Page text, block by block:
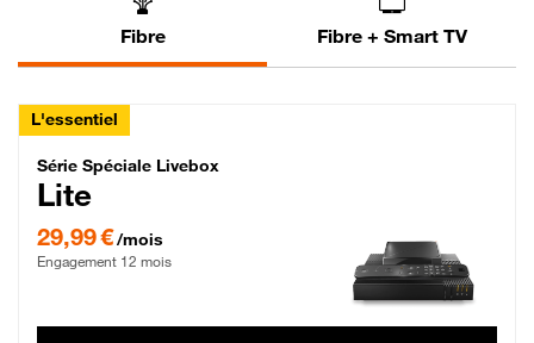
Fibre Fibre + Smart TV
L'essentiel
Série Spéciale Livebox Lite Fibre
Série Spéciale Livebox
Lite
29,99 €/mois
Engagement 12 mois